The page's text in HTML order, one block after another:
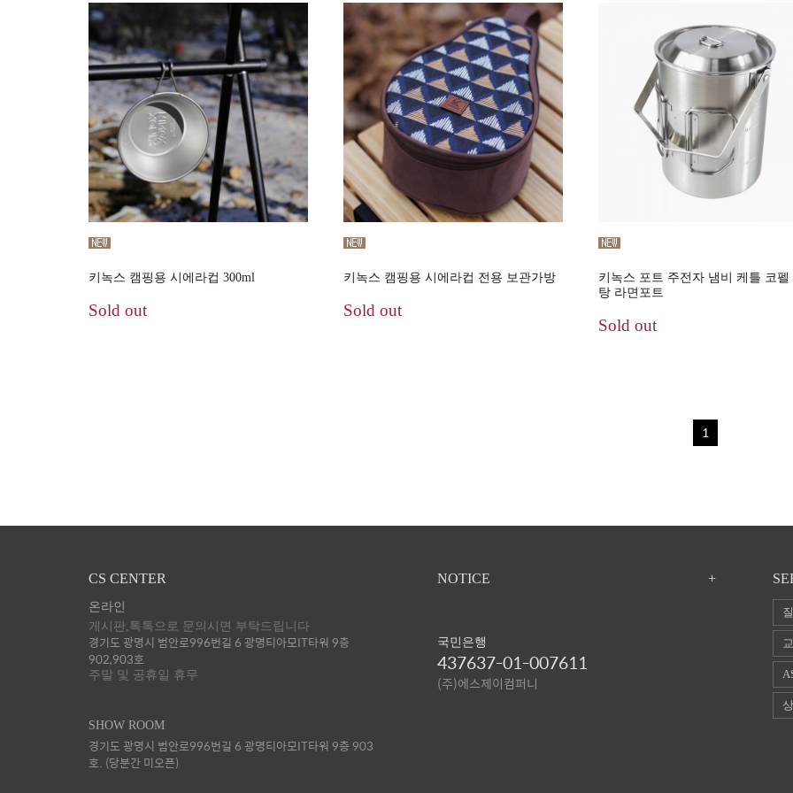
키녹스 캠핑용 시에라컵 300ml
Sold out
키녹스 캠핑용 시에라컵 전용 보관가방
Sold out
키녹스 포트 주전자 냄비 케틀 코펠
탕 라면포트
Sold out
1
CS CENTER
온라인
게시판,톡톡으로 문의시면 부탁드립니다
경기도 광명시 범안로996번길 6 광명티아모IT타워 9층
902,903호
주말 및 공휴일 휴무
SHOW ROOM
경기도 광명시 범안로996번길 6 광명티아모IT타워 9층 903
호. (당분간 미오픈)
NOTICE +
국민은행
437637-01-007611
(주)에스제이컴퍼니